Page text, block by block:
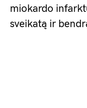
miokardo
sveikatą ir